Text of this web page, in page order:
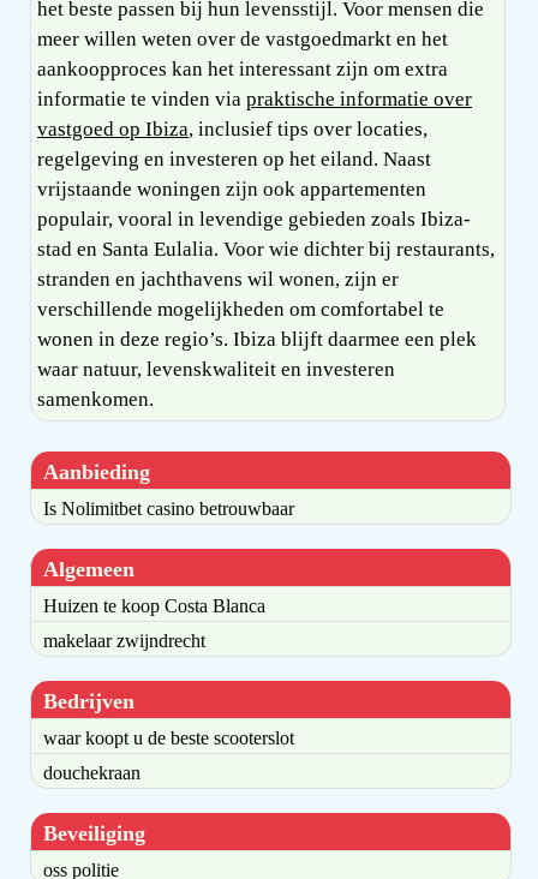
het beste passen bij hun levensstijl. Voor mensen die
meer willen weten over de vastgoedmarkt en het
aankoopproces kan het interessant zijn om extra
informatie te vinden via praktische informatie over
vastgoed op Ibiza, inclusief tips over locaties,
regelgeving en investeren op het eiland. Naast
vrijstaande woningen zijn ook appartementen
populair, vooral in levendige gebieden zoals Ibiza-
stad en Santa Eulalia. Voor wie dichter bij restaurants,
stranden en jachthavens wil wonen, zijn er
verschillende mogelijkheden om comfortabel te
wonen in deze regio’s. Ibiza blijft daarmee een plek
waar natuur, levenskwaliteit en investeren
samenkomen.
Aanbieding
Is Nolimitbet casino betrouwbaar
Algemeen
Huizen te koop Costa Blanca
makelaar zwijndrecht
Bedrijven
waar koopt u de beste scooterslot
douchekraan
Beveiliging
oss politie